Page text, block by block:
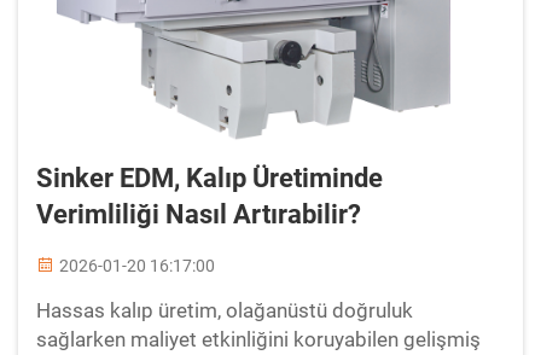
Sinker EDM, Kalıp Üretiminde
Verimliliği Nasıl Artırabilir?
2026-01-20 16:17:00
Hassas kalıp üretim, olağanüstü doğruluk
sağlarken maliyet etkinliğini koruyabilen gelişmiş